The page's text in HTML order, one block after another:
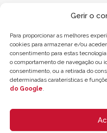
Gerir o
Para proporcionar as melhores
cookies para armazenar e/ou
consentimento para estas
o comportamento de navegação ou
consentimento, ou a retirada do
determinadas caraterísticas e
do Google.
Onde nos encontrar